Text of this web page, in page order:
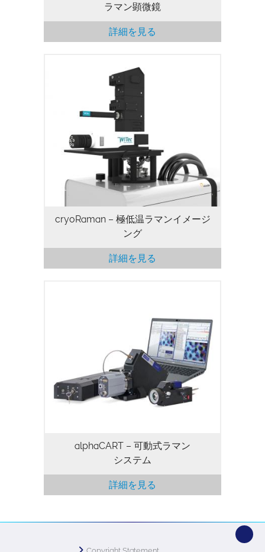
ラマン顕微鏡
詳細を見る
cryoRaman – 極低温ラマンイメージ
ング
詳細を見る
alphaCART – 可動式ラマン
システム
詳細を見る